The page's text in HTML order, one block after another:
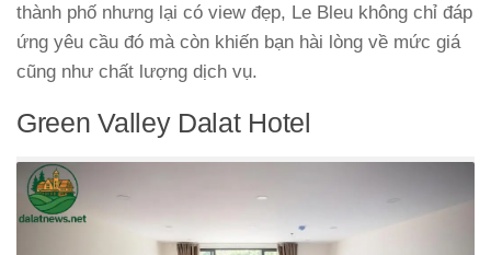
thành phố nhưng lại có view đẹp, Le Bleu không chỉ đáp
ứng yêu cầu đó mà còn khiến bạn hài lòng về mức giá
cũng như chất lượng dịch vụ.
Green Valley Dalat Hotel